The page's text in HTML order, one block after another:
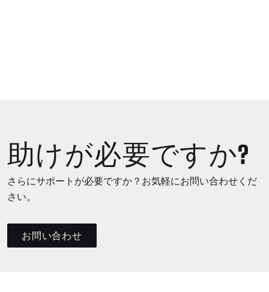
助けが必要ですか?
さらにサポートが必要ですか？お気軽にお問い合わせくだ
さい。
お問い合わせ